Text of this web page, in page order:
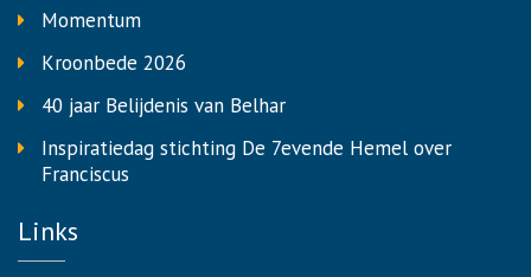
Momentum
Kroonbede 2026
40 jaar Belijdenis van Belhar
Inspiratiedag stichting De 7evende Hemel over
Franciscus
Links